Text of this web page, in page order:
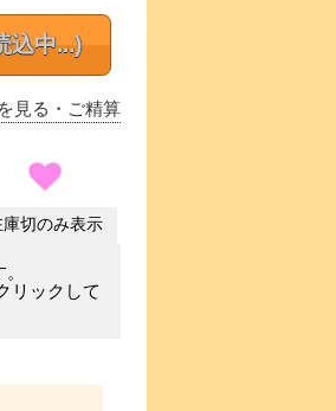
込中...)
見る ・ご精算
庫切のみ表示
リックして